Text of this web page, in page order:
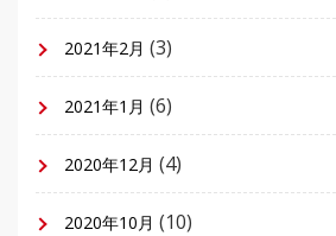
2021年2月 (3)
2021年1月 (6)
2020年12月 (4)
2020年10月 (10)